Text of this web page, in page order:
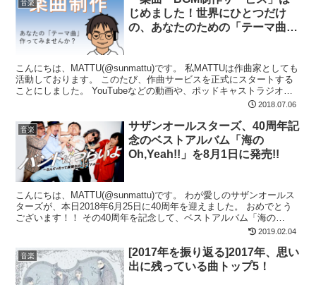
音楽
じめました！世界にひとつだけ
の、あなたのための「テーマ曲」
こんにちは、MATTU(@sunmattu)です。 私MATTUは作曲家としても
活動しております。 このたび、作曲サービスを正式にスタートする
ことにしました。 YouTubeなどの動画や、ポッドキャストラジオを
2018.07.06
音楽
サザンオールスターズ、40周年記
念のベストアルバム「海の
Oh,Yeah!!」を8月1日に発売!!
こんにちは、MATTU(@sunmattu)です。 わが愛しのサザンオールス
ターズが、本日2018年6月25日に40周年を迎えました。 おめでとう
ございます！！ その40周年を記念して、ベストアルバム「海の
2019.02.04
音楽
[2017年を振り返る]2017年、思い
出に残っている曲トップ5！